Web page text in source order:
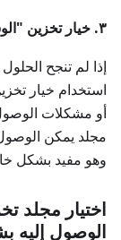
٣. خيار تخزين "الوسائط"
إذا لم تنجح
استخدام خيار
أو مشكلات
وهو مفيد بشكل
الوصول إليه